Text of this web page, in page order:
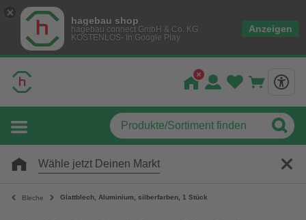
hagebau shop
hagebau connect GmbH & Co. KG
KOSTENLOS- In Google Play
Anzeigen
Wähle jetzt Deinen Markt
Bleche Glattblech, Aluminium, silberfarben, 1 Stück